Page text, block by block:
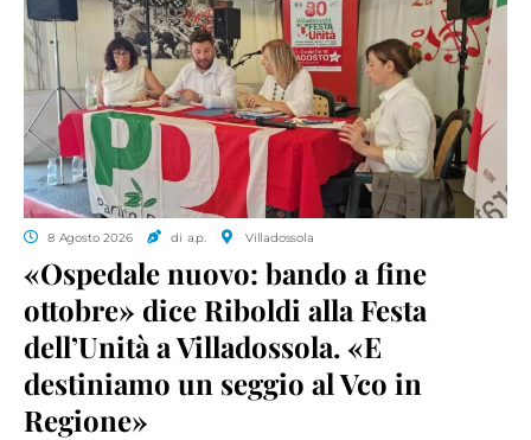
8 Agosto 2026 di a.p. Villadossola
«Ospedale nuovo: bando a fine
ottobre» dice Riboldi alla Festa
dell’Unità a Villadossola. «E
destiniamo un seggio al Vco in
Regione»